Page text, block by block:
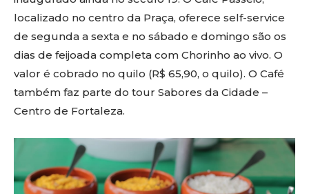
localizado no centro da Praça, oferece self-service
de segunda a sexta e no sábado e domingo são os
dias de feijoada completa com Chorinho ao vivo. O
valor é cobrado no quilo (R$ 65,90, o quilo). O Café
também faz parte do tour Sabores da Cidade –
Centro de Fortaleza.